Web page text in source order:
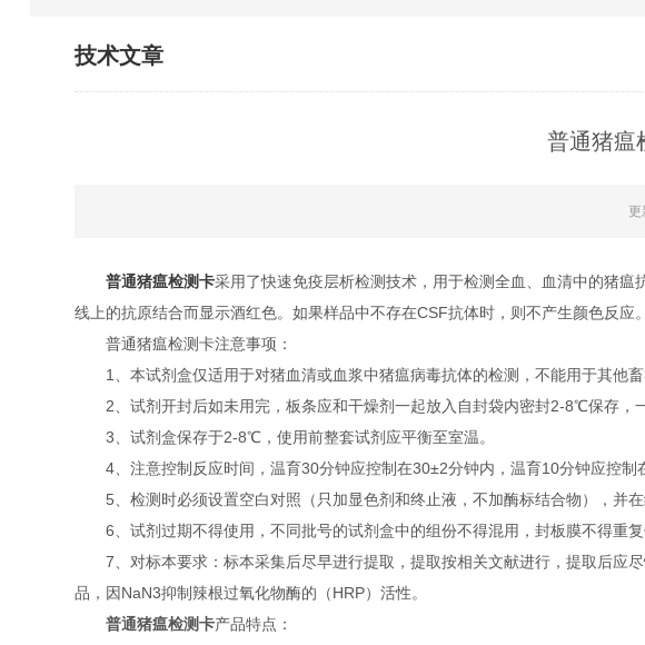
技术文章
普通猪瘟
普通猪瘟检测卡采用了快速免疫层析检测技术，用于检测全血、血清中的猪
线上的抗原结合而显示酒红色。如果样品中不存在CSF抗体时，则不产生颜色反应。
普通猪瘟检测卡注意事项：
1、本试剂盒仅适用于对猪血清或血浆中猪瘟病毒抗体的检测，不能用于其他畜
2、试剂开封后如未用完，板条应和干燥剂一起放入自封袋内密封2-8℃保存，
3、试剂盒保存于2-8℃，使用前整套试剂应平衡至室温。
4、注意控制反应时间，温育30分钟应控制在30±2分钟内，温育10分钟应控制
5、检测时必须设置空白对照（只加显色剂和终止液，不加酶标结合物），并在
6、试剂过期不得使用，不同批号的试剂盒中的组份不得混用，封板膜不得重复
7、对标本要求：标本采集后尽早进行提取，提取按相关文献进行，提取后应
品，因NaN3抑制辣根过氧化物酶的（HRP）活性。
普通猪瘟检测卡产品特点：